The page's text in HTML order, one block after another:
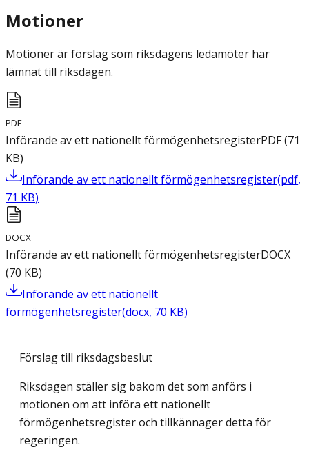
Motioner
Motioner är förslag som riksdagens ledamöter har
lämnat till riksdagen.
PDF
Införande av ett nationellt förmögenhetsregisterPDF(71
KB)
Införande av ett nationellt förmögenhetsregister(pdf,
71 KB)
DOCX
Införande av ett nationellt förmögenhetsregisterDOCX
(70 KB)
Införande av ett nationellt
förmögenhetsregister(docx, 70 KB)
Förslag till riksdagsbeslut
Riksdagen ställer sig bakom det som anförs i
motionen om att införa ett nationellt
förmögenhetsregister och tillkännager detta för
regeringen.